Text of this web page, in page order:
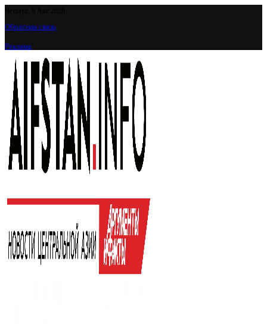
Обратная связь
Реклама